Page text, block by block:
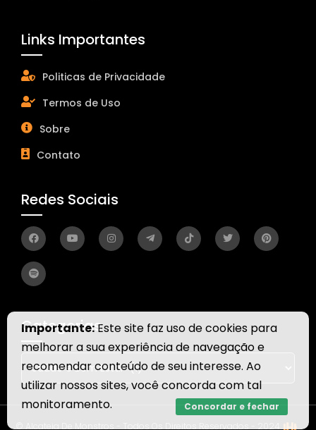
Links Importantes
Politicas de Privacidade
Termos de Uso
Sobre
Contato
Redes Sociais
Categorias
Categorias
© Alcateia De Monstros - Todos Os Direitos Reservados - 2024
Importante:Este site faz uso de cookies para
melhorar a sua experiência de navegação e
recomendar conteúdo de seu interesse. Ao
utilizar nossos sites, você concorda com tal
monitoramento.
Concordar e fechar